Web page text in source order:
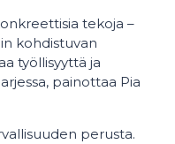
tekoja –
kohdistuvan
työllisyyttä ja
painottaa Pia
perusta.